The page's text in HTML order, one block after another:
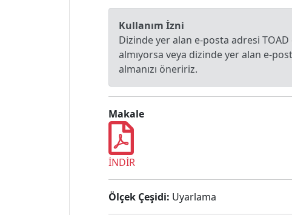
Kullanım İzni
Dizinde yer alan e-posta adresi
almıyorsa veya dizinde yer alan e-
almanızı öneririz.
Makale
İNDİR
Ölçek Çeşidi: Uyarlama